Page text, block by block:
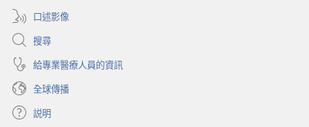
口述影像
搜尋
給專業醫療人員的資訊
全球傳播
説明